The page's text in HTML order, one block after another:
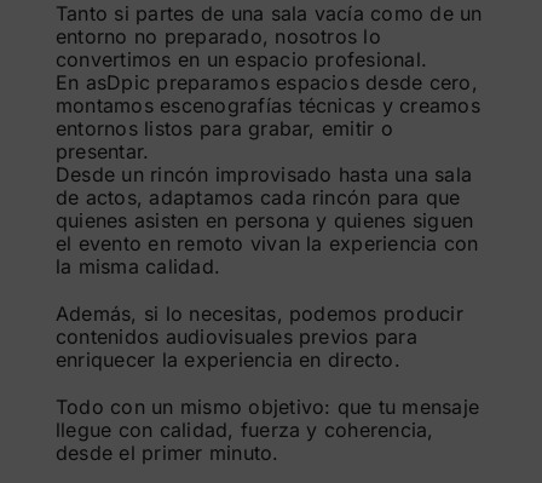
Tanto si partes de una sala vacía como de un
entorno no preparado, nosotros lo
convertimos en un espacio profesional.
En asDpic preparamos espacios desde cero,
montamos escenografías técnicas y creamos
entornos listos para grabar, emitir o
presentar.
Desde un rincón improvisado hasta una sala
de actos, adaptamos cada rincón para que
quienes asisten en persona y quienes siguen
el evento en remoto vivan la experiencia con
la misma calidad.
Además, si lo necesitas, podemos producir
contenidos audiovisuales previos para
enriquecer la experiencia en directo.
Todo con un mismo objetivo: que tu mensaje
llegue con calidad, fuerza y coherencia,
desde el primer minuto.